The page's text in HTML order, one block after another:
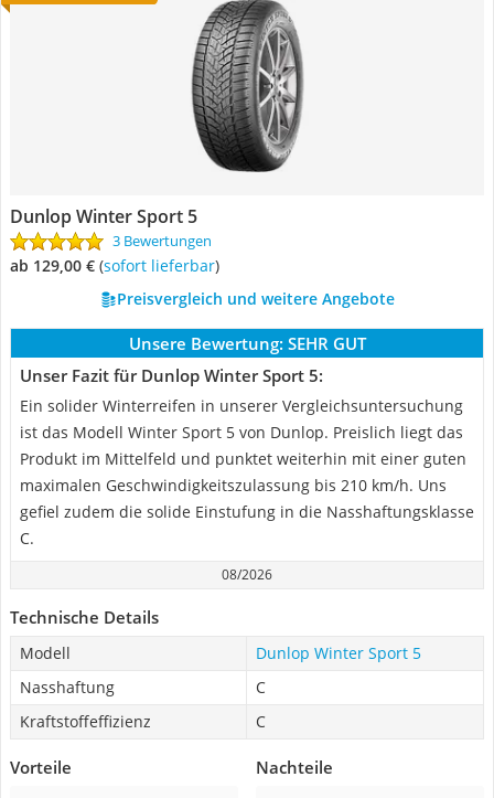
Dunlop Winter Sport 5
3 Bewertungen
ab 129,00 € ( Sofort lieferbar)
Preisvergleich und weitere Angebote
Unsere Bewertung: SEHR GUT
Unser Fazit für Dunlop Winter Sport 5:
Ein solider Winterreifen in unserer Vergleichsuntersuchung
ist das Modell Winter Sport 5 von Dunlop. Preislich liegt das
Produkt im Mittelfeld und punktet weiterhin mit einer guten
maximalen Geschwindigkeitszulassung bis 210 km/h. Uns
gefiel zudem die solide Einstufung in die Nasshaftungsklasse
C.
08/2026
Technische Details
Modell
Dunlop Winter Sport 5
Nasshaftung
C
Kraftstoffeffizienz
C
Vorteile Nachteile